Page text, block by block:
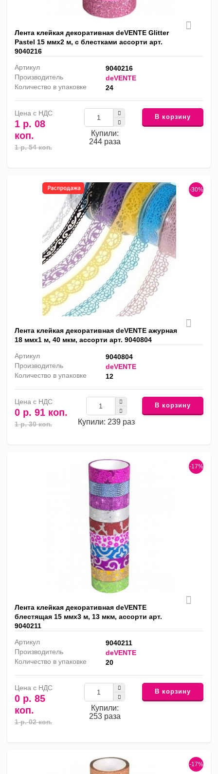
Лента клейкая декоративная deVENTE Glitter
Pastel 15 ммх2 м, с блестками ассорти арт.
9040216
Артикул
9040216
Производитель
deVENTE
Количество в упаковке
24
Цена с НДС
1 р. 08
коп.
1 р. 54 коп.
Купили:
244 раза
В корзину
-30%
Лента клейкая декоративная deVENTE ажурная
18 ммх1 м, 40 мкм, ассорти арт. 9040804
Артикул
9040804
Производитель
deVENTE
Количество в упаковке
12
Цена с НДС
0 р. 91 коп.
1 р. 30 коп. Купили: 239 раз
В корзину
-17%
Лента клейкая декоративная deVENTE
блестящая 15 ммх3 м, 13 мкм, ассорти арт.
9040211
Артикул
9040211
Производитель
deVENTE
Количество в упаковке
20
Цена с НДС
0 р. 85
коп.
1 р. 02 коп.
Купили:
253 раза
В корзину
-17%